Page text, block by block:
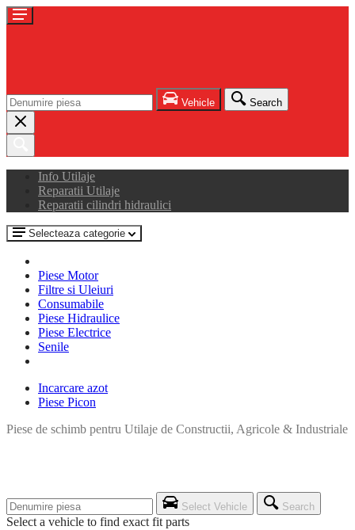
Vehicle Search
Info Utilaje
Reparatii Utilaje
Reparatii cilindri hidraulici
Selecteaza categorie
Piese Motor
Filtre si Uleiuri
Consumabile
Piese Hidraulice
Piese Electrice
Senile
Incarcare azot
Piese Picon
Piese de schimb pentru Utilaje de Constructii, Agricole & Industriale
Select Vehicle Search
Select a vehicle to find exact fit parts